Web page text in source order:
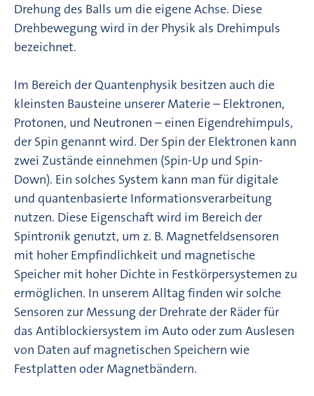
Drehung des Balls um die eigene Achse. Diese
Drehbewegung wird in der Physik als Drehimpuls
bezeichnet.
Im Bereich der Quantenphysik besitzen auch die
kleinsten Bausteine unserer Materie – Elektronen,
Protonen, und Neutronen – einen Eigendrehimpuls,
der Spin genannt wird. Der Spin der Elektronen kann
zwei Zustände einnehmen (Spin-Up und Spin-
Down). Ein solches System kann man für digitale
und quantenbasierte Informationsverarbeitung
nutzen. Diese Eigenschaft wird im Bereich der
Spintronik genutzt, um z. B. Magnetfeldsensoren
mit hoher Empfindlichkeit und magnetische
Speicher mit hoher Dichte in Festkörpersystemen zu
ermöglichen. In unserem Alltag finden wir solche
Sensoren zur Messung der Drehrate der Räder für
das Antiblockiersystem im Auto oder zum Auslesen
von Daten auf magnetischen Speichern wie
Festplatten oder Magnetbändern.